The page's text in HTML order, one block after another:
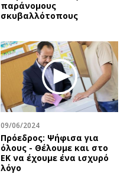
παράνομους
σκυβαλλότοπους
09/06/2024
Πρόεδρος: Ψήφισα για
όλους - Θέλουμε και στο
ΕΚ να έχουμε ένα ισχυρό
λόγο